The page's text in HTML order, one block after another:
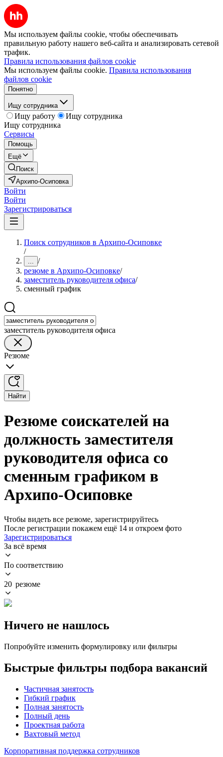
Мы используем файлы cookie, чтобы обеспечивать
правильную работу нашего веб-сайта и анализировать сетевой
трафик.
Правила использования файлов cookie
Мы используем файлы cookie. Правила использования
файлов cookie
Понятно
Ищу сотрудника
Ищу работу
Ищу сотрудника
Ищу сотрудника
Сервисы
Помощь
Ещё
Поиск
Архипо-Осиповка
Войти
Войти
Зарегистрироваться
Поиск сотрудников в Архипо-Осиповке
/
... /
резюме в Архипо-Осиповке/
заместитель руководителя офиса/
сменный график
заместитель руководителя офиса
Резюме
Найти
Резюме соискателей на
должность заместителя
руководителя офиса со
сменным графиком в
Архипо-Осиповке
Чтобы видеть все резюме, зарегистрируйтесь
После регистрации покажем ещё 14 и откроем фото
Зарегистрироваться
За всё время
По соответствию
20 резюме
Ничего не нашлось
Попробуйте изменить формулировку или фильтры
Быстрые фильтры подбора вакансий
Частичная занятость
Гибкий график
Полная занятость
Полный день
Проектная работа
Вахтовый метод
Корпоративная поддержка сотрудников